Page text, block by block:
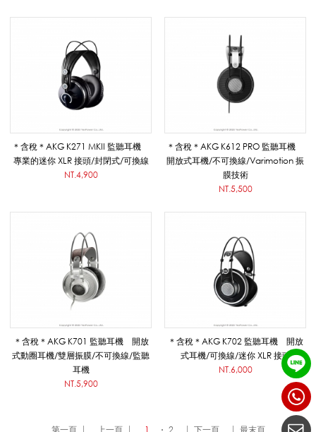
適
音
教
覽
＊含稅＊AKG K271 MKII 監聽耳機
專業的迷你 XLR 接頭/封閉式/可換線
NT.4,900
＊含稅＊AKG K612 PRO 監聽耳機
開放式耳機/不可換線/Varimotion 振
膜技術
NT.5,500
＊含稅＊AKG K701 監聽耳機 開放
式動圈耳機/雙層振膜/不可換線/監聽
耳機
NT.5,900
＊含稅＊AKG K702 監聽耳機 開放
式耳機/可換線/迷你 XLR 接頭
NT.6,000
第一頁 上一頁 1 2 下一頁 最末頁